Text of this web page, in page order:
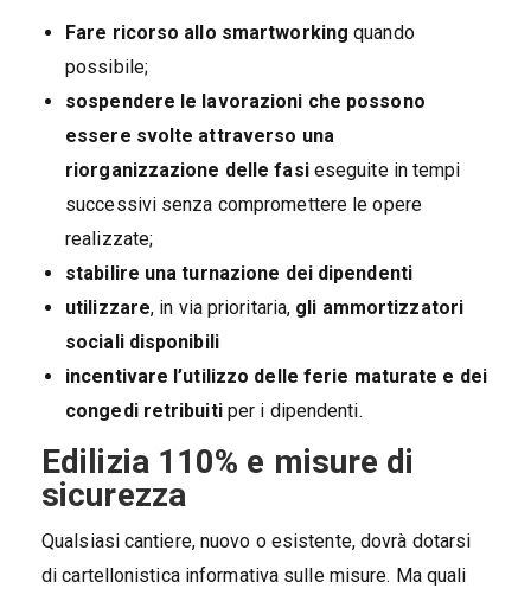
Fare ricorso allo smartworking quando
possibile;
sospendere le lavorazioni che possono
essere svolte attraverso una
riorganizzazione delle fasieseguite in tempi
successivi senza compromettere le opere
realizzate;
stabilire una turnazione dei dipendenti
utilizzare, in via prioritaria, gli ammortizzatori
sociali disponibili
incentivare l’utilizzo delle ferie maturate e dei
congedi retribuitiper i dipendenti.
Edilizia 110% e misure di
sicurezza
Qualsiasi cantiere, nuovo o esistente, dovrà dotarsi
di cartellonistica informativa sulle misure. Ma quali